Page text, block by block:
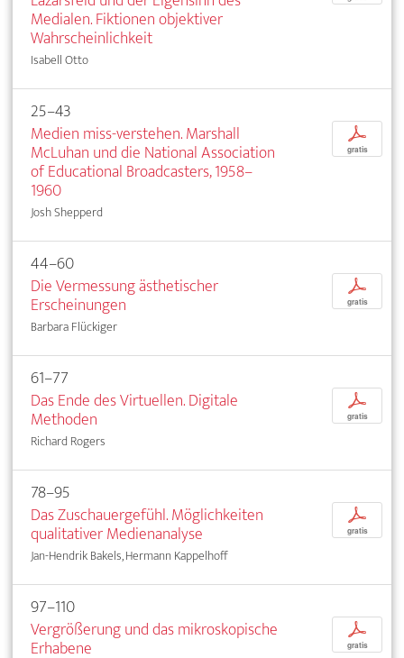
Medialen. Fiktionen objektiver
Wahrscheinlichkeit
Isabell Otto
25–43
Medien miss-verstehen. Marshall
McLuhan und die National Association
of Educational Broadcasters, 1958–
1960
Josh Shepperd
p
gratis
44–60
Die Vermessung ästhetischer
Erscheinungen
Barbara Flückiger
p
gratis
61–77
Das Ende des Virtuellen. Digitale
Methoden
Richard Rogers
p
gratis
78–95
Das Zuschauergefühl. Möglichkeiten
qualitativer Medienanalyse
Jan-Hendrik Bakels, Hermann Kappelhoff
p
gratis
97–110
Vergrößerung und das mikroskopische
Erhabene
p
gratis